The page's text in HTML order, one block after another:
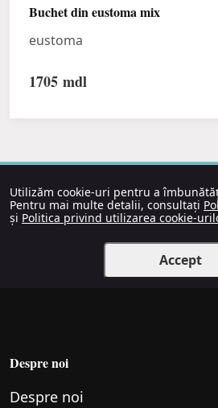
Buchet din eustoma mix
eustoma
1705 mdl
Utilizăm cookie-uri pentru a
Pentru mai multe detalii, consultați
și Politica privind utilizarea cookie-
Accept
Despre noi
Despre noi